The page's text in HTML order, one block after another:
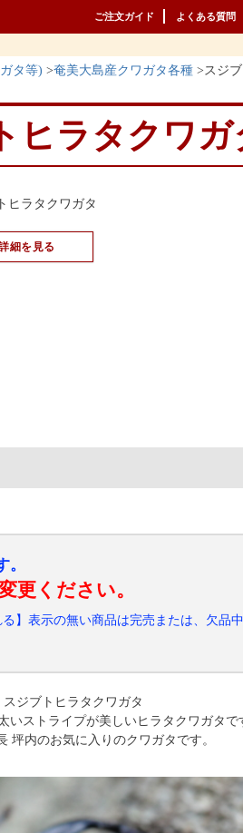
ご注文ガイド よくある質問
タ等) 奄美大島産クワガタ各種 スジ
ヒラタクワガ
ヒラタクワガタ
細を見る
更ください。
】表示の無い商品は完売または、欠品中
スジブトヒラタクワガタ
いストライプが美しいヒラタクワガタで
坪内のお気に入りのクワガタです。